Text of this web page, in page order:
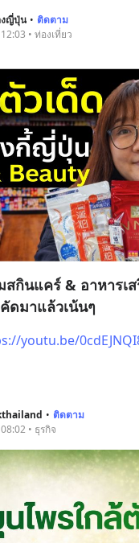
งญี่ปุ่น • ติดตาม
• ท่องเที่ยว
สกินแคร์ & อาหาร
ดมาแล้วเน้นๆ
youtu.be/
• ติดตาม
• ธุรกิจ